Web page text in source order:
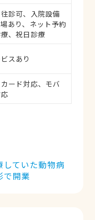
疾患、耳系疾
患、呼吸器系疾
器系疾患、生殖
口腔系疾患、け
診可、入院設備
あり、ネット予約
、祝日診療
スあり
ード対応、モバ
ていた動物病
で開業